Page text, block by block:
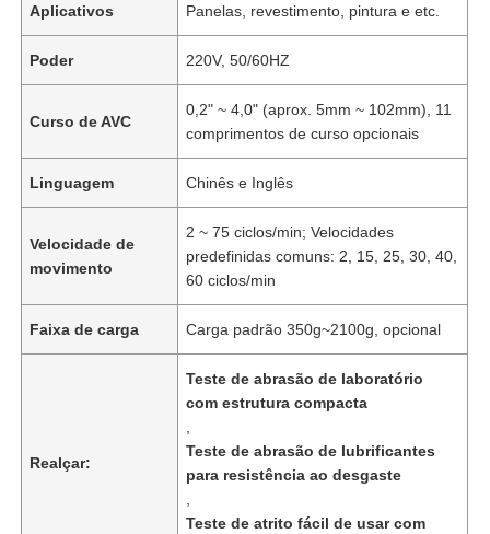
Aplicativos Panelas, revestimento, pintura e etc.
Poder 220V, 50/60HZ
Curso de AVC
0,2" ~ 4,0" (aprox. 5mm ~ 102mm), 11
comprimentos de curso opcionais
Linguagem Chinês e Inglês
Velocidade de
movimento
2 ~ 75 ciclos/min; Velocidades
predefinidas comuns: 2, 15, 25, 30, 40,
60 ciclos/min
Faixa de carga Carga padrão 350g~2100g, opcional
Realçar:
Teste de abrasão de laboratório
com estrutura compacta
Teste de abrasão de lubrificantes
para resistência ao desgaste
Teste de atrito fácil de usar com